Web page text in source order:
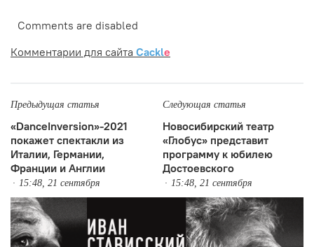
Comments are disabled
Комментарии для сайта Cackle
Предыдущая статья
«DanceInversion»-2021
покажет спектакли из
Италии, Германии,
Франции и Англии
15:48, 21 сентября
Следующая статья
Новосибирский театр
«Глобус» представит
программу к юбилею
Достоевского
15:48, 21 сентября